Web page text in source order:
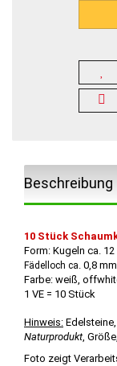
Beschreibung
10 Stück
Form: Kugeln ca.
Fädelloch ca. 0,8 mm
Farbe: weiß,
1 VE = 10 Stück
Hinweis:
Naturprodukt,
Foto zeigt